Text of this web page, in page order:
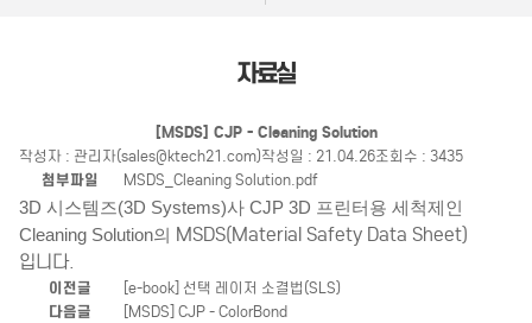
자료실
[MSDS] CJP - Cleaning Solution
작성자 : 관리자(sales@ktech21.com)작성일 : 21.04.26조회수 : 3435
첨부파일 MSDS_Cleaning Solution.pdf
3D 시스템즈(3D Systems)사 CJP 3D 프린터용 세척제인
Cleaning Solution의 MSDS(Material Safety Data Sheet)
입니다.
이전글 [e-book] 선택 레이저 소결법(SLS)
다음글
[MSDS] CJP - ColorBond